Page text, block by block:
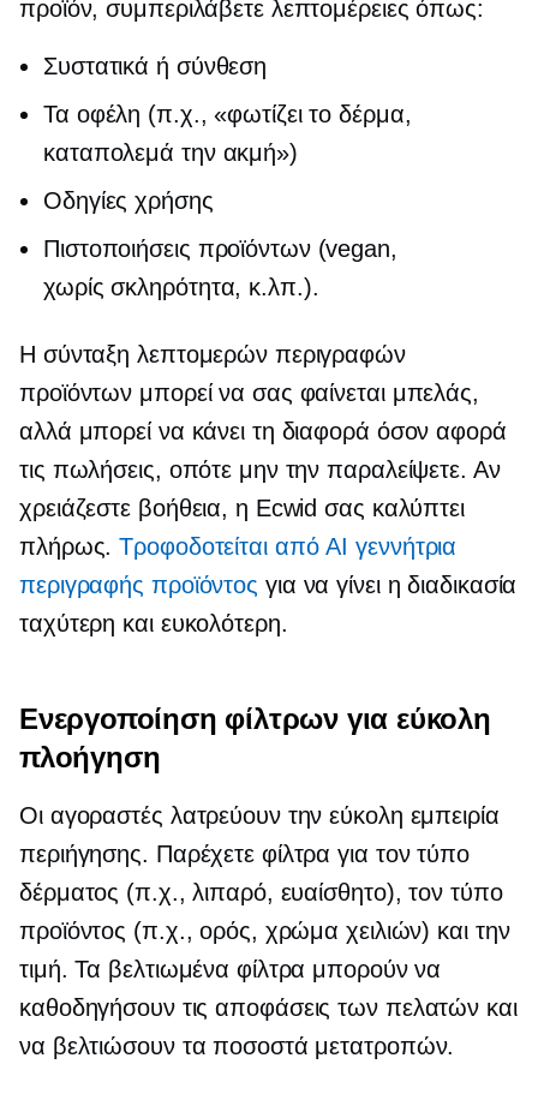
προϊόν, συμπεριλάβετε λεπτομέρειες όπως:
Συστατικά ή σύνθεση
Τα οφέλη (π.χ., «φωτίζει το δέρμα,
καταπολεμά την ακμή»)
Οδηγίες χρήσης
Πιστοποιήσεις προϊόντων (vegan,
χωρίς σκληρότητα, κ.λπ.).
Η σύνταξη λεπτομερών περιγραφών
προϊόντων μπορεί να σας φαίνεται μπελάς,
αλλά μπορεί να κάνει τη διαφορά όσον αφορά
τις πωλήσεις, οπότε μην την παραλείψετε. Αν
χρειάζεστε βοήθεια, η Ecwid σας καλύπτει
πλήρως.Τροφοδοτείται από AI γεννήτρια
περιγραφής προϊόντος για να γίνει η διαδικασία
ταχύτερη και ευκολότερη.
Ενεργοποίηση φίλτρων για εύκολη
πλοήγηση
Οι αγοραστές λατρεύουν την εύκολη εμπειρία
περιήγησης. Παρέχετε φίλτρα για τον τύπο
δέρματος (π.χ., λιπαρό, ευαίσθητο), τον τύπο
προϊόντος (π.χ., ορός, χρώμα χειλιών) και την
τιμή. Τα βελτιωμένα φίλτρα μπορούν να
καθοδηγήσουν τις αποφάσεις των πελατών και
να βελτιώσουν τα ποσοστά μετατροπών.